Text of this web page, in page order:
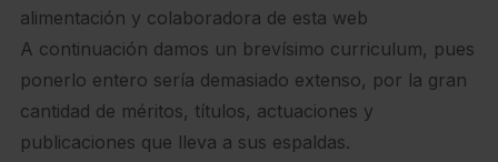
alimentación y colaboradora de esta web
A continuación damos un brevísimo curriculum, pues
ponerlo entero sería demasiado extenso, por la gran
cantidad de méritos, títulos, actuaciones y
publicaciones que lleva a sus espaldas.